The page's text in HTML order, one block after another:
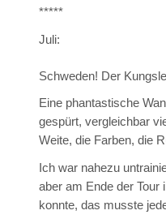
*****
Juli:
Schweden! Der
Eine phantastische
gespürt, vergleichbar
Weite, die Farben, die
Ich war nahezu
aber am Ende der
konnte, das musste